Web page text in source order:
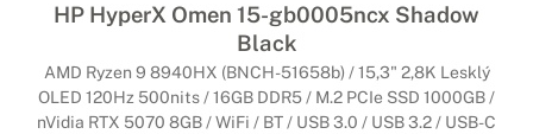
HP HyperX Omen 15-gb0005ncx Shadow
Black
AMD Ryzen 9 8940HX (BNCH-51658b) / 15,3" 2,8K Lesklý
OLED 120Hz 500nits / 16GB DDR5 / M.2 PCIe SSD 1000GB /
nVidia RTX 5070 8GB / WiFi / BT / USB 3.0 / USB 3.2 / USB-C